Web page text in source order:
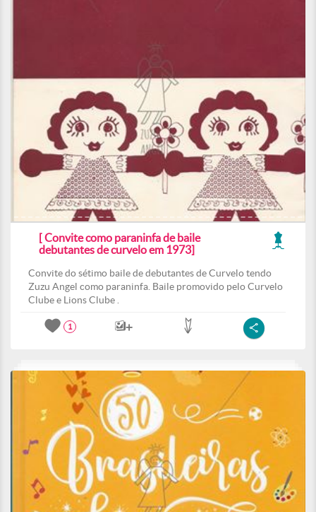
[ Convite como paraninfa de baile
debutantes de curvelo em 1973]
Convite do sétimo baile de debutantes de Curvelo tendo
Zuzu Angel como paraninfa. Baile promovido pelo Curvelo
Clube e Lions Clube .
1